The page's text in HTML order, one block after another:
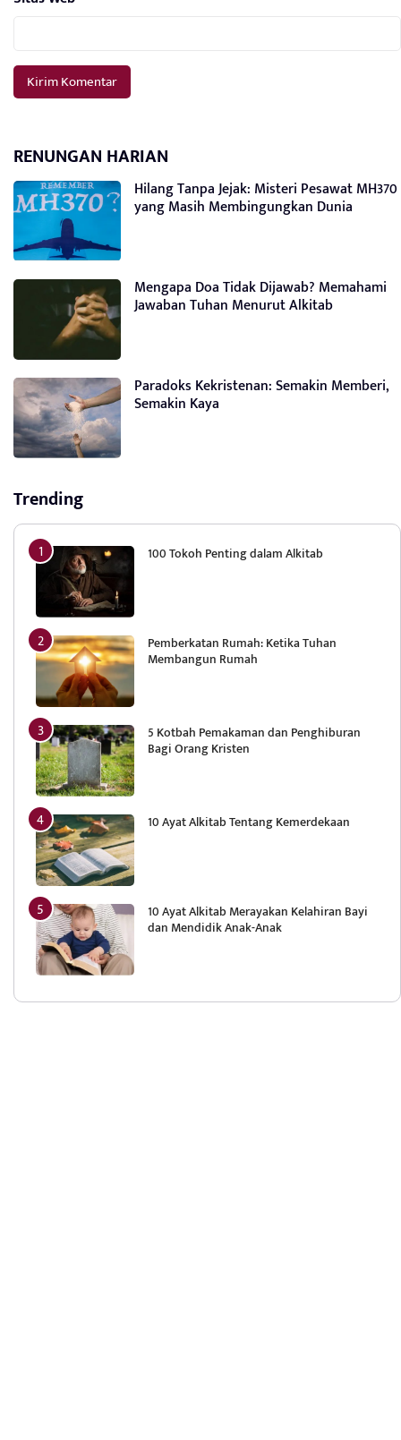
RENUNGAN HARIAN
Hilang Tanpa Jejak: Misteri Pesawat MH370
yang Masih Membingungkan Dunia
Mengapa Doa Tidak Dijawab? Memahami
Jawaban Tuhan Menurut Alkitab
Paradoks Kekristenan: Semakin Memberi,
Semakin Kaya
Trending
100 Tokoh Penting dalam Alkitab
Pemberkatan Rumah: Ketika Tuhan
Membangun Rumah
5 Kotbah Pemakaman dan Penghiburan
Bagi Orang Kristen
10 Ayat Alkitab Tentang Kemerdekaan
10 Ayat Alkitab Merayakan Kelahiran Bayi
dan Mendidik Anak-Anak